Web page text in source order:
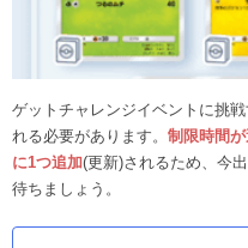
ゲットチャレンジイベントに挑
れる必要があります。 制限時間
に1つ追加(更新)されるため、今
待ちましょう。